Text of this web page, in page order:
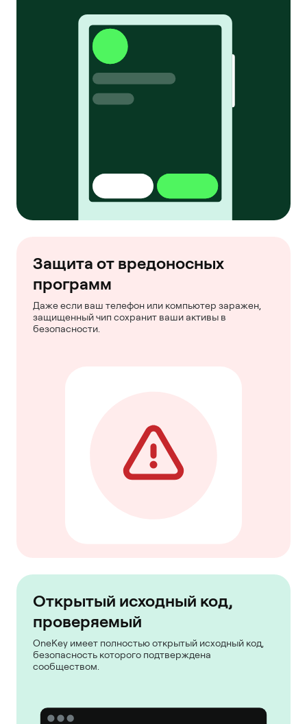
Защита от вредоносных
программ
Даже если ваш телефон или компьютер заражен,
защищенный чип сохранит ваши активы в
безопасности.
Открытый исходный код,
проверяемый
OneKey имеет полностью открытый исходный код,
безопасность которого подтверждена
сообществом.